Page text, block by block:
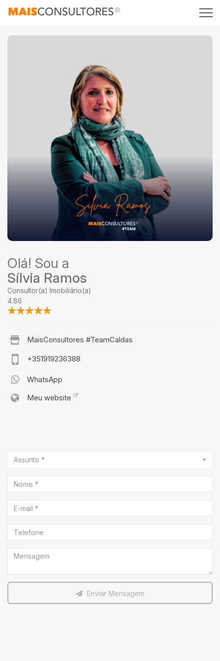
Olá! Sou a
Sílvia Ramos
Consultor(a) Imobiliário(a)
4.86
MaisConsultores #TeamCaldas
+351919236388
WhatsApp
Meu website
Assunto *
Enviar Mensagem